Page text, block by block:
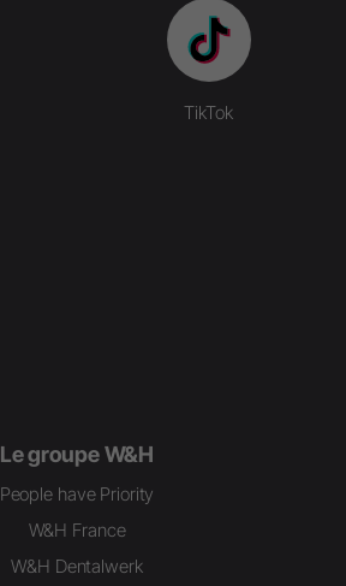
TikTok
Le groupe W&H
People have Priority
W&H France
W&H Dentalwerk